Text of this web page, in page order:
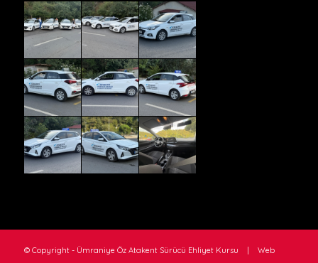
© Copyright - Ümraniye Öz Atakent Sürücü Ehliyet Kursu | Web